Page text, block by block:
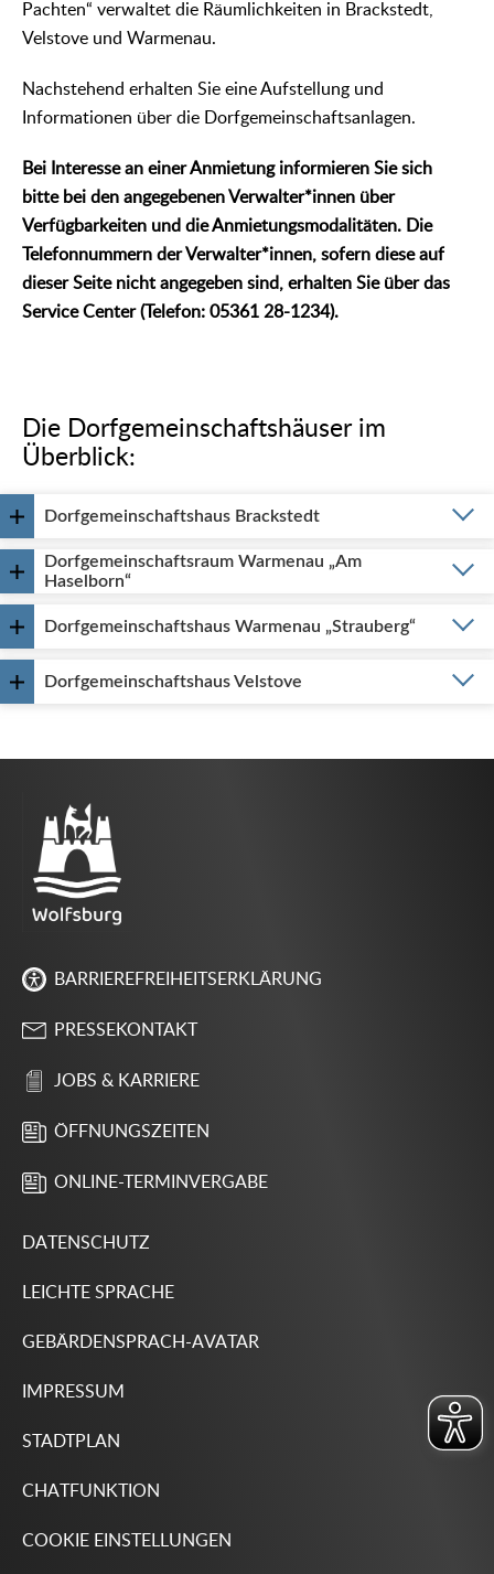
Pachten“ verwaltet die Räumlichkeiten in Brackstedt,
Velstove und Warmenau.
Nachstehend erhalten Sie eine Aufstellung und
Informationen über die Dorfgemeinschaftsanlagen.
Bei Interesse an einer Anmietung informieren Sie sich
bitte bei den angegebenen Verwalter*innen über
Verfügbarkeiten und die Anmietungsmodalitäten. Die
Telefonnummern der Verwalter*innen, sofern diese auf
dieser Seite nicht angegeben sind, erhalten Sie über das
Service Center (Telefon: 05361 28-1234).
Die Dorfgemeinschaftshäuser im
Überblick:
Dorfgemeinschaftshaus Brackstedt
Dorfgemeinschaftsraum Warmenau „Am
Haselborn“
Dorfgemeinschaftshaus Warmenau „Strauberg“
Dorfgemeinschaftshaus Velstove
BARRIEREFREIHEITSERKLÄRUNG
PRESSEKONTAKT
JOBS & KARRIERE
ÖFFNUNGSZEITEN
ONLINE-TERMINVERGABE
DATENSCHUTZ
LEICHTE SPRACHE
GEBÄRDENSPRACH-AVATAR
IMPRESSUM
STADTPLAN
CHATFUNKTION
COOKIE EINSTELLUNGEN